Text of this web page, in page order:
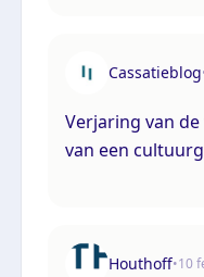
Cassatieblog
Verjaring van
van een
Houthoff•10